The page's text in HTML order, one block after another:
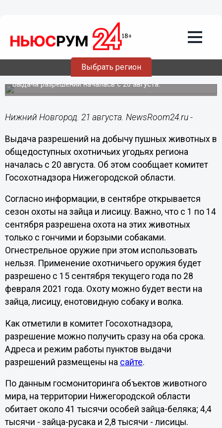
Выбрать регион
Нижегородским охотникам выдают
разрешения на добычу пушных
Выдача разрешений началась с 20 августа.
Нижний Новгород. 21 августа. NewsRoom24.ru -
Выдача разрешений на добычу пушных животных в
общедоступных охотничьих угодьях региона
началась с 20 августа. Об этом сообщает комитет
Госохотнадзора Нижегородской области.
Согласно информации, в сентябре открывается
сезон охоты на зайца и лисицу. Важно, что с 1 по 14
сентября разрешена охота на этих животных
только с гончими и борзыми собаками.
Огнестрельное оружие при этом использовать
нельзя. Применение охотничьего оружия будет
разрешено с 15 сентября текущего года по 28
февраля 2021 года. Охоту можно будет вести на
зайца, лисицу, енотовидную собаку и волка.
Как отметили в комитет Госохотнадзора,
разрешение можно получить сразу на оба срока.
Адреса и режим работы пунктов выдачи
разрешений размещены на сайте.
По данным госмониторинга объектов животного
мира, на территории Нижегородской области
обитает около 41 тысячи особей зайца-беляка; 4,4
тысячи - зайца-русака и 2,8 тысячи - лисицы.